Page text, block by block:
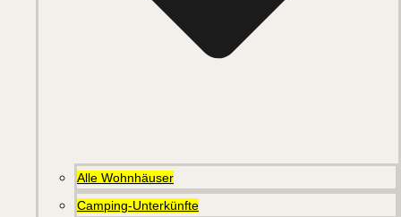
Alle Wohnhäuser
Camping-Unterkünfte